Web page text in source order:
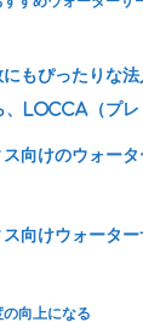
もぴったりな
、Locca（プレ
向けのウォー
向けウォータ
向上になる